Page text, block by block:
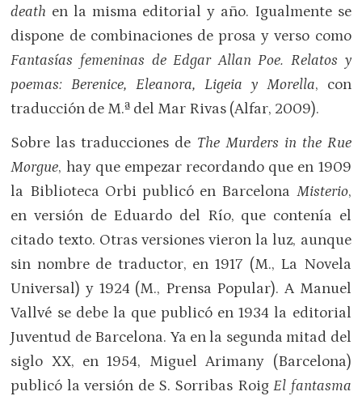
death en la misma editorial y año. Igualmente se
dispone de combinaciones de prosa y verso como
Fantasías femeninas de Edgar Allan Poe. Relatos y
poemas: Berenice, Eleanora, Ligeia y Morella, con
traducción de M.ª del Mar Rivas (Alfar, 2009).
Sobre las traducciones de The Murders in the Rue
Morgue, hay que empezar recordando que en 1909
la Biblioteca Orbi publicó en Barcelona Misterio,
en versión de Eduardo del Río, que contenía el
citado texto. Otras versiones vieron la luz, aunque
sin nombre de traductor, en 1917 (M., La Novela
Universal) y 1924 (M., Prensa Popular). A Manuel
Vallvé se debe la que publicó en 1934 la editorial
Juventud de Barcelona. Ya en la segunda mitad del
siglo XX, en 1954, Miguel Arimany (Barcelona)
publicó la versión de S. Sorribas RoigEl fantasma